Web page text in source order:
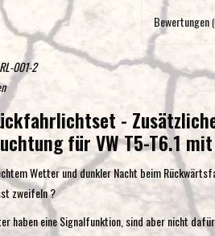
Bewertungen
001-2
-
für VW T5-T6.1
Wetter und dunkler Nacht beim
zweifeln ?
haben eine Signalfunktion, sind aber nicht